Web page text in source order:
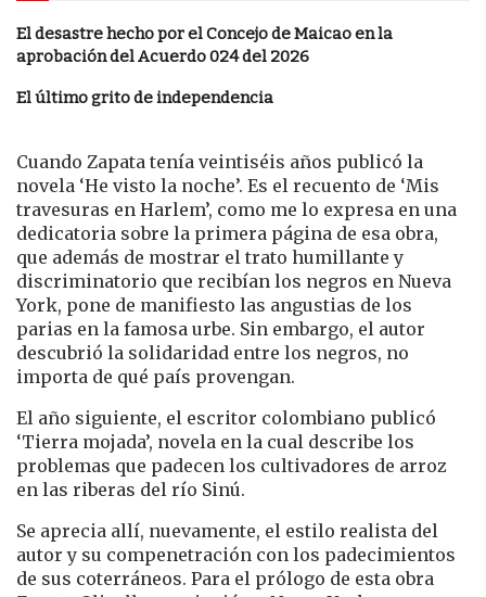
El desastre hecho por el Concejo de Maicao en la
aprobación del Acuerdo 024 del 2026
El último grito de independencia
Cuando Zapata tenía veintiséis años publicó la
novela ‘He visto la noche’. Es el recuento de ‘Mis
travesuras en Harlem’, como me lo expresa en una
dedicatoria sobre la primera página de esa obra,
que además de mostrar el trato humillante y
discriminatorio que recibían los negros en Nueva
York, pone de manifiesto las angustias de los
parias en la famosa urbe. Sin embargo, el autor
descubrió la solidaridad entre los negros, no
importa de qué país provengan.
El año siguiente, el escritor colombiano publicó
‘Tierra mojada’, novela en la cual describe los
problemas que padecen los cultivadores de arroz
en las riberas del río Sinú.
Se aprecia allí, nuevamente, el estilo realista del
autor y su compenetración con los padecimientos
de sus coterráneos. Para el prólogo de esta obra